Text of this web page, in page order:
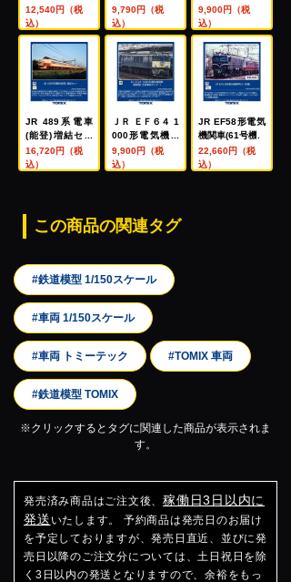
形）
12,540円（税
込）
関車(201号機・
Ai-Me)
9,790円（税
込）
岡車両センタ
ー・ひさし付）
9,900円（税
込）
JR 489系電車
(能登)増結セッ
ト
16,720円（税
込）
ＪＲ ＥＦ６４ 1
000形電気機関
車（後期型・長
岡車両センタ
9,900円（税
込）
JR EF58形電気
機関車(61号機)
22,660円（税
込）
この商品の関連タグ
#鉄道模型 1/150スケール
#車両 1/150スケール
#車両 トミーテック #TOMIX 車両
#鉄道模型 TOMIX
※クリックするとタグに関連した商品が表示されま
す。
発売済み商品はご注文後、 稼働日3日以内に
発送 いたします。 予約商品は発売日のお届け
を予定しておりますが、発売日直近、並びに発
売日以降のご注文分については、土日祝日を除
く3日以内の発送となりますので、余裕をもっ